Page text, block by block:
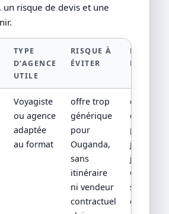
un risque de devis et une
TYPE
D’AGENCE
UTILE
RISQUE À
ÉVITER
PREUVE
Voyagiste
ou agence
adaptée
au format
offre trop
générique
pour
Ouganda,
sans
itinéraire
ni vendeur
contractuel
devis
détaillé,
jour par
jour,
CGV/CPV
sources
officielles